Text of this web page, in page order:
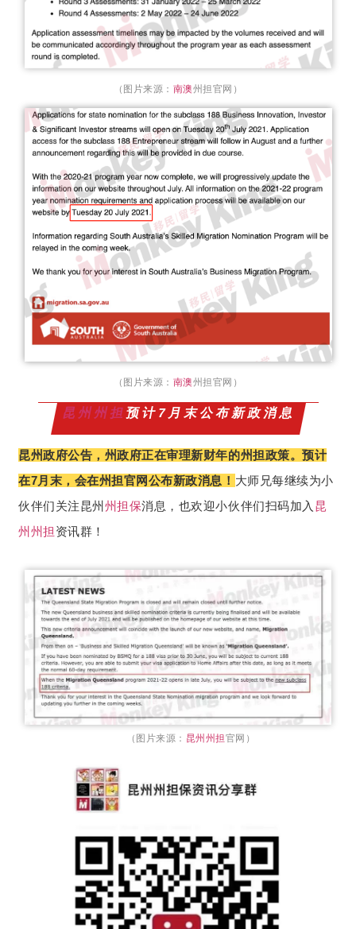
（图片来源： 南澳州担官网）
（图片来源： 南澳州担官网）
昆州州担预计7月末公布新政消息
昆州政府公告，州政府正在审理新财年的州担政策。预计
在7月末，会在州担官网公布新政消息！ 大师兄每继续为小
伙伴们关注昆州 州担保消息，也欢迎小伙伴们扫码加入 昆
州州担 资讯群！
（图片来源： 昆州州担官网）